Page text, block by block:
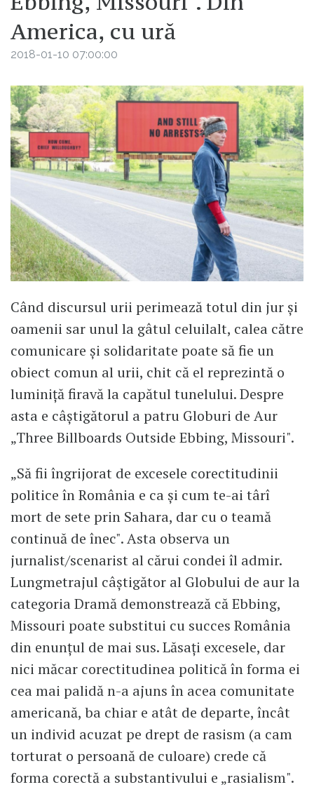
America, cu ură
2018-01-10 07:00:00
Când discursul urii perimează totul din jur și
oamenii sar unul la gâtul celuilalt, calea către
comunicare și solidaritate poate să fie un
obiect comun al urii, chit că el reprezintă o
luminiță firavă la capătul tunelului. Despre
asta e câștigătorul a patru Globuri de Aur
„Three Billboards Outside Ebbing, Missouri".
„Să fii îngrijorat de excesele corectitudinii
politice în România e ca și cum te-ai târî
mort de sete prin Sahara, dar cu o teamă
continuă de înec". Asta observa un
jurnalist/scenarist al cărui condei îl admir.
Lungmetrajul câștigător al Globului de aur la
categoria Dramă demonstrează că Ebbing,
Missouri poate substitui cu succes România
din enunțul de mai sus. Lăsați excesele, dar
nici măcar corectitudinea politică în forma ei
cea mai palidă n-a ajuns în acea comunitate
americană, ba chiar e atât de departe, încât
un individ acuzat pe drept de rasism (a cam
torturat o persoană de culoare) crede că
forma corectă a substantivului e „rasialism".